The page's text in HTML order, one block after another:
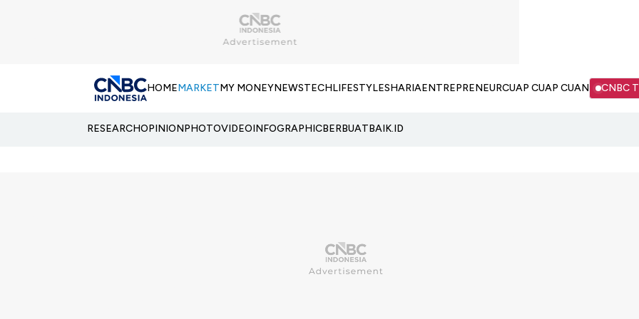
HOMEMARKETMY MONEYNEWSTECHLIFESTYLESHARIAENTREPRENEURCUAP CUAP CUAN CNBC
RESEARCHOPINIONPHOTOVIDEOINFOGRAPHICBERBUATBAIK.ID